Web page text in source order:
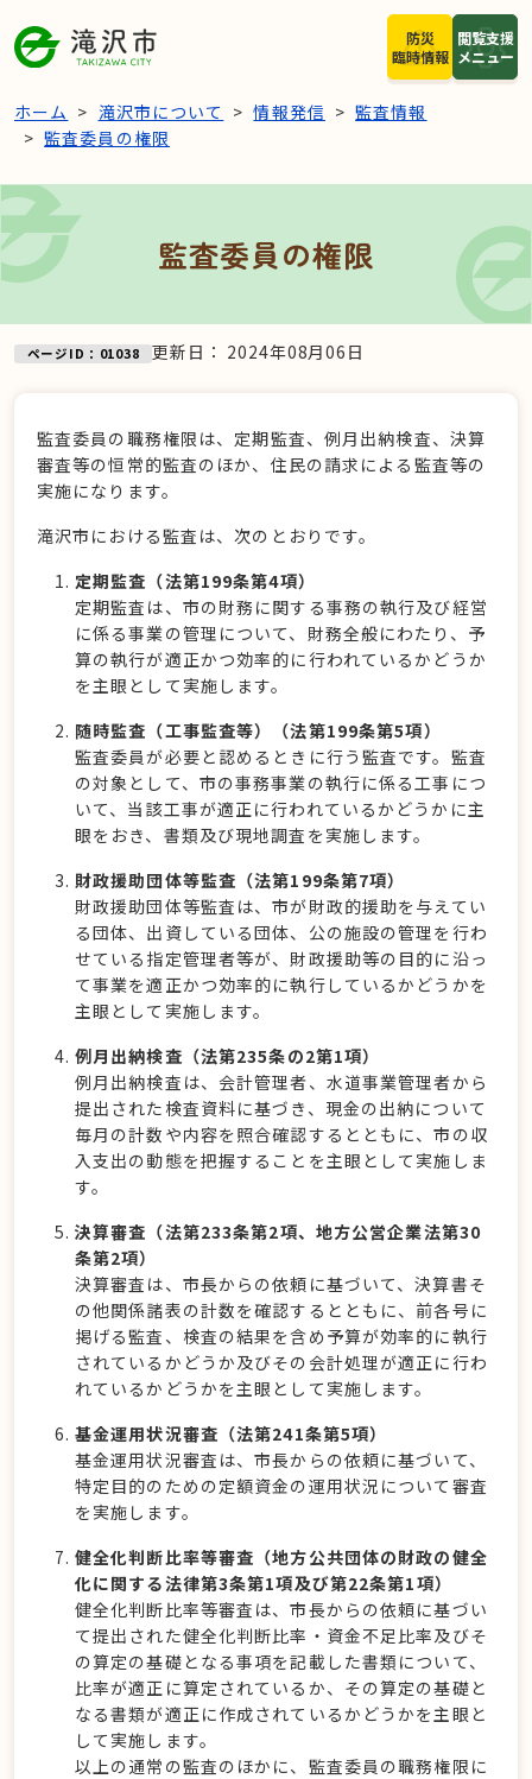
閲覧支援
メニュー
防災
臨時情報
ホーム 滝沢市について 情報発信
監査情報
監査委員の権限
監査委員の権限
ページID：01038 更新日： 2024年08月06日
監査委員の職務権限は、定期監査、例月出納検査、決算
審査等の恒常的監査のほか、住民の請求による監査等の
実施になります。
滝沢市における監査は、次のとおりです。
定期監査（法第199条第4項）
定期監査は、市の財務に関する事務の執行及び経営
に係る事業の管理について、財務全般にわたり、予
算の執行が適正かつ効率的に行われているかどうか
を主眼として実施します。
随時監査（工事監査等）（法第199条第5項）
監査委員が必要と認めるときに行う監査です。監査
の対象として、市の事務事業の執行に係る工事につ
いて、当該工事が適正に行われているかどうかに主
眼をおき、書類及び現地調査を実施します。
財政援助団体等監査（法第199条第7項）
財政援助団体等監査は、市が財政的援助を与えてい
る団体、出資している団体、公の施設の管理を行わ
せている指定管理者等が、財政援助等の目的に沿っ
て事業を適正かつ効率的に執行しているかどうかを
主眼として実施します。
例月出納検査（法第235条の2第1項）
例月出納検査は、会計管理者、水道事業管理者から
提出された検査資料に基づき、現金の出納について
毎月の計数や内容を照合確認するとともに、市の収
入支出の動態を把握することを主眼として実施しま
す。
決算審査（法第233条第2項、地方公営企業法第30
条第2項）
決算審査は、市長からの依頼に基づいて、決算書そ
の他関係諸表の計数を確認するとともに、前各号に
掲げる監査、検査の結果を含め予算が効率的に執行
されているかどうか及びその会計処理が適正に行わ
れているかどうかを主眼として実施します。
基金運用状況審査（法第241条第5項）
基金運用状況審査は、市長からの依頼に基づいて、
特定目的のための定額資金の運用状況について審査
を実施します。
健全化判断比率等審査（地方公共団体の財政の健全
化に関する法律第3条第1項及び第22条第1項）
健全化判断比率等審査は、市長からの依頼に基づい
て提出された健全化判断比率・資金不足比率及びそ
の算定の基礎となる事項を記載した書類について、
比率が適正に算定されているか、その算定の基礎と
なる書類が適正に作成されているかどうかを主眼と
して実施します。
以上の通常の監査のほかに、監査委員の職務権限に